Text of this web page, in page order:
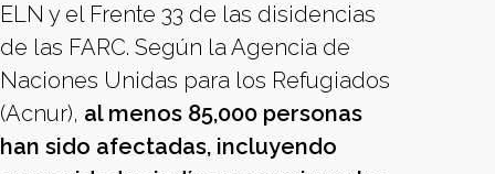
ELN y el Frente 33 de las disidencias
de las FARC. Según la Agencia de
Naciones Unidas para los Refugiados
(Acnur), al menos 85,000 personas
han sido afectadas, incluyendo